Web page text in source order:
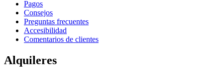
Pagos
Consejos
Preguntas frecuentes
Accesibilidad
Comentarios de clientes
Alquileres